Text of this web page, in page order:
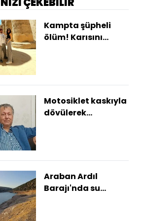
Kampta şüpheli
ölüm! Karısını
Motosiklet kaskıyla
dövülerek
Araban Ardıl
Barajı'nda su